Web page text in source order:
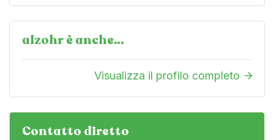
alzohr è anche…
Visualizza il profilo completo
Contatto diretto